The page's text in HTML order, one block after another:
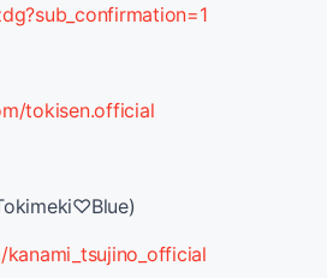
tokisen.official